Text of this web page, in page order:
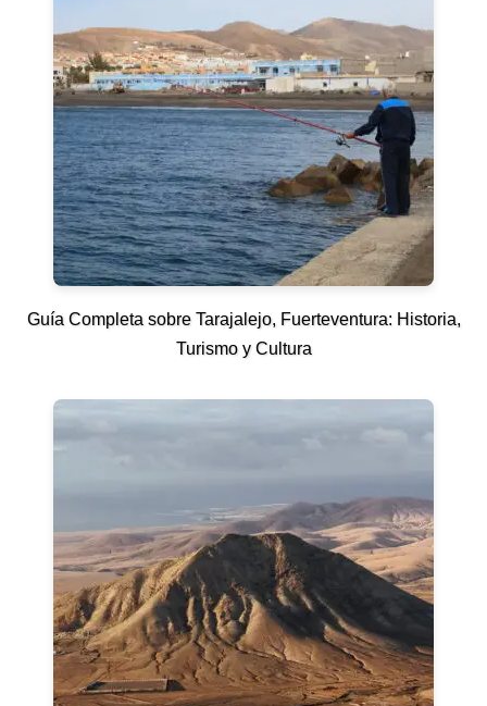
Guía Completa sobre Tarajalejo, Fuerteventura: Historia,
Turismo y Cultura